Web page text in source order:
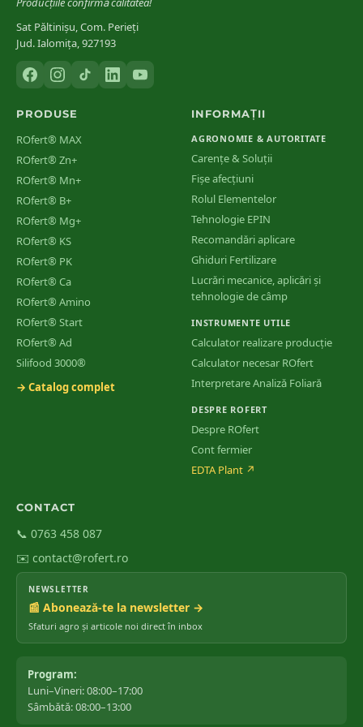
Sat Păltinișu, Com. Perieți
Jud. Ialomița, 927193
PRODUSE
ROfert® MAX
ROfert® Zn+
ROfert® Mn+
ROfert® B+
ROfert® Mg+
ROfert® KS
ROfert® PK
ROfert® Ca
ROfert® Amino
ROfert® Start
ROfert® Ad
Silifood 3000®
→ Catalog complet
INFORMAȚII
AGRONOMIE & AUTORITATE
Carențe & Soluții
Fișe afecțiuni
Rolul Elementelor
Tehnologie EPIN
Recomandări aplicare
Ghiduri Fertilizare
Lucrări mecanice, aplicări și
tehnologie de câmp
INSTRUMENTE UTILE
Calculator realizare producție
Calculator necesar ROfert
Interpretare Analiză Foliară
DESPRE ROFERT
Despre ROfert
Cont fermier
EDTA Plant ↗
CONTACT
📞 0763 458 087
✉️ contact@rofert.ro
NEWSLETTER
📰 Abonează-te la newsletter →
Sfaturi agro și articole noi direct în inbox
Program:
Luni–Vineri: 08:00–17:00
Sâmbătă: 08:00–13:00